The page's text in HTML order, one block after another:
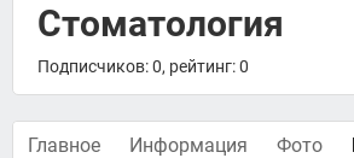
Стоматология
Подписчиков: 0, рейтинг: 0
Главное Информация Фото